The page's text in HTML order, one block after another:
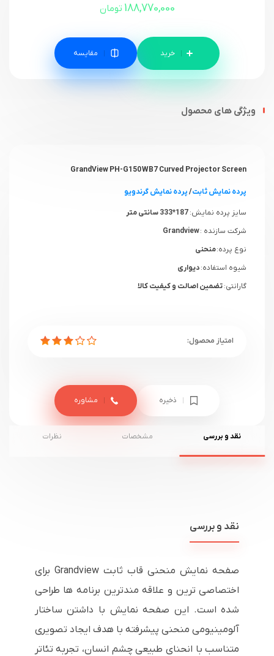
188,770,000 تومان
مقایسه
ویژگی های محصول
GrandView PH-G150 WB7 Curved Projector Screen
پرده نمایش ثابت/پرده نمایش گرندویو
سایز پرده نمایش:
شرکت سازنده :
نوع پرده:منحنی
شیوه استفاده:دیواری
گارانتی:تضمین اصالت و کیفیت کالا
ذخیره مشاوره
نقد و بررسی مشخصات نظرات
نقد و بررسی
صفحه نمایش منحنی قاب ثابت Grandview برای
اختصاصی ترین و علاقه مندترین برنامه ها طراحی
شده است. این صفحه نمایش با داشتن ساختار
آلومینیومی منحنی پیشرفته با هدف ایجاد تصویری
متناسب با انحنای طبیعی چشم انسان، تجربه تئاتر